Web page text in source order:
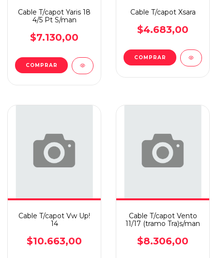
Cable T/capot Yaris 18
4/5 Pt S/man
$7.130,00
COMPRAR
Cable T/capot Xsara
$4.683,00
COMPRAR
Cable T/capot Vw Up!
14
$10.663,00
Cable T/capot Vento
11/17 (tramo Tra)s/man
$8.306,00